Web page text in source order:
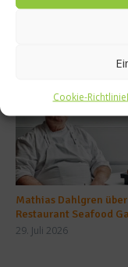
Cookie-Richtlinie
Ähnliche Beiträge
Mathias Dahlgren
Restaurant Seafood
29. Juli 2026